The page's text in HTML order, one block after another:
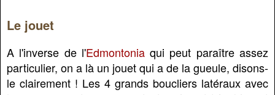
Le jouet
A l'inverse de l'Edmontoniaqui peut paraître assez
particulier, on a là un jouet qui a de la gueule, disons-
le clairement ! Les 4 grands boucliers latéraux avec